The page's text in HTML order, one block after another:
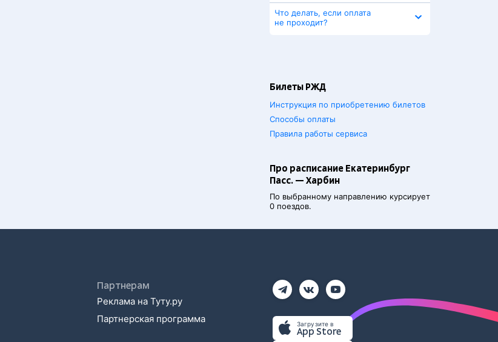
Что делать, если оплата
не проходит?
Билеты РЖД
Инструкция по приобретению билетов
Способы оплаты
Правила работы сервиса
Про расписание Екатеринбург
Пасс. — Харбин
По выбранному направлению курсирует
0 поездов.
Партнерам
Реклама на Туту.ру
Партнерская программа
Загрузите в
App Store